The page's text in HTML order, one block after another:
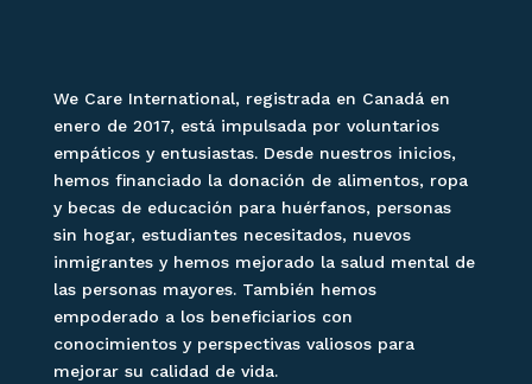
We Care International, registrada en Canadá en
enero de 2017, está impulsada por voluntarios
empáticos y entusiastas. Desde nuestros inicios,
hemos financiado la donación de alimentos, ropa
y becas de educación para huérfanos, personas
sin hogar, estudiantes necesitados, nuevos
inmigrantes y hemos mejorado la salud mental de
las personas mayores. También hemos
empoderado a los beneficiarios con
conocimientos y perspectivas valiosos para
mejorar su calidad de vida.